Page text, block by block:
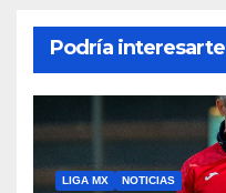
Podría interesarte
LIGA MX NOTICIAS